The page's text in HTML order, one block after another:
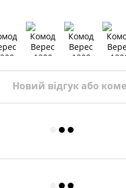
Новий відгук або